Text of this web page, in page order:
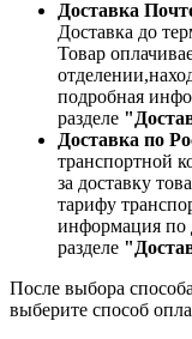
Доставка
Доставка до
Товар
подробная
разделе
Доставка по
транспортной
за доставку
тарифу
информация по
разделе
После выбора
выберите способ